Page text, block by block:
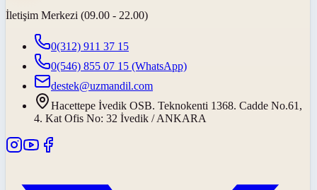
İletişim Merkezi (09.00 - 22.00)
0(312) 911 37 15
0(546) 855 07 15 (WhatsApp)
destek@uzmandil.com
Hacettepe İvedik OSB. Teknokenti 1368. Cadde No.61,
4. Kat Ofis No: 32 İvedik / ANKARA